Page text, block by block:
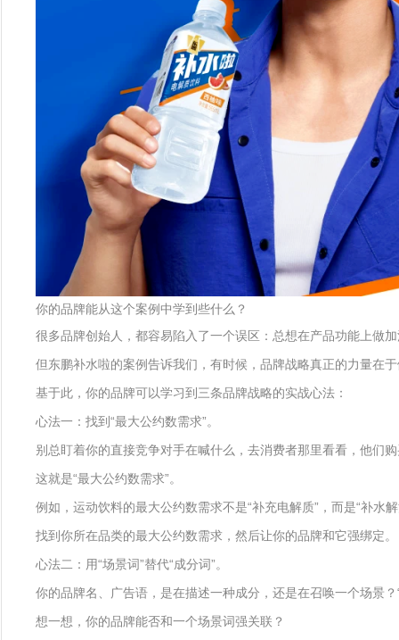
你的品牌能从这个案例中学到些什么？
很多品牌创始人，都容易陷入了一个误区：总想在产品功能上做
但东鹏补水啦的案例告诉我们，有时候，品牌战略真正的力量
基于此，你的品牌可以学习到三条品牌战略的实战心法：
心法一：找到“最大公约数需求”。
别总盯着你的直接竞争对手在喊什么，去消费者那里看看，他们
这就是“最大公约数需求”。
例如，运动饮料的最大公约数需求不是“补充电解质”，而是“补水
找到你所在品类的最大公约数需求，然后让你的品牌和它强绑定。
心法二：用“场景词”替代“成分词”。
你的品牌名、广告语，是在描述一种成分，还是在召唤一个场景
想一想，你的品牌能否和一个场景词强关联？